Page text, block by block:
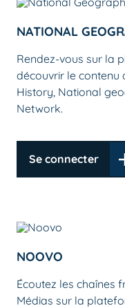
NATIONAL
Rendez-vous sur la
découvrir le contenu
History, National
Network.
Se connecter
NOOVO
Écoutez les chaînes
Médias sur la